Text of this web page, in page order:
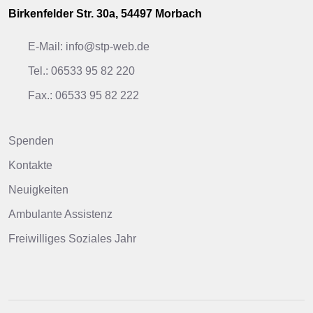
Birkenfelder Str. 30a, 54497 Morbach
E-Mail: info@stp-web.de
Tel.: 06533 95 82 220
Fax.: 06533 95 82 222
Spenden
Kontakte
Neuigkeiten
Ambulante Assistenz
Freiwilliges Soziales Jahr